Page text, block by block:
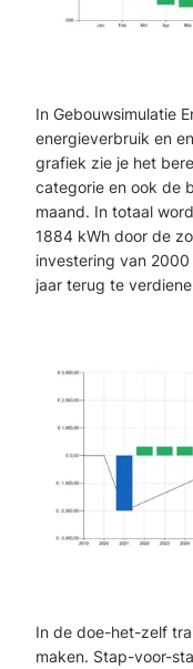
In Gebouwsimulatie
energieverbruik en
grafiek zie je het
categorie en ook de
maand. In totaal
1884 kWh door de
investering van
jaar terug te
In de doe-het-zelf
maken. Stap-voor-